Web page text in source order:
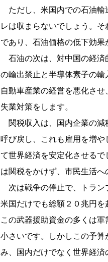
ただし、米国内での石油輸
レは収まらないでしょう。
であり、石油価格の低下効果
石油の次は、対中国の経済
の輸出禁止と半導体素子の
自動車産業の経営を悪化さ
失業対策をします。
関税収入は、国内企業の減
呼び戻し、これも雇用を増
て世界経済を安定化させる
は関税をかけず、市民生活へ
次は戦争の停止で、トラン
米国だけでも総額２０兆円を
この武器援助資金の多くは
小さいです。しかしこの予
み、国内だけでなく世界経済